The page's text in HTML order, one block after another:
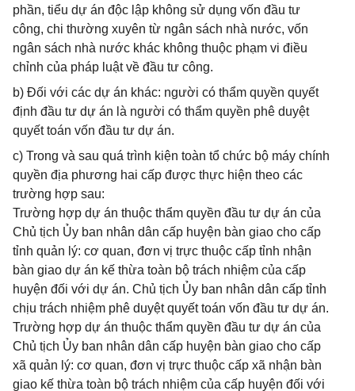
phần, tiểu dự án độc lập không sử dụng vốn đầu tư
công, chi thường xuyên từ ngân sách nhà nước, vốn
ngân sách nhà nước khác không thuộc phạm vi điều
chỉnh của pháp luật về đầu tư công.
b) Đối với các dự án khác: người có thẩm quyền quyết
định đầu tư dự án là người có thẩm quyền phê duyệt
quyết toán vốn đầu tư dự án.
c) Trong và sau quá trình kiện toàn tổ chức bộ máy chính
quyền địa phương hai cấp được thực hiện theo các
trường hợp sau:
Trường hợp dự án thuộc thẩm quyền đầu tư dự án của
Chủ tịch Ủy ban nhân dân cấp huyện bàn giao cho cấp
tỉnh quản lý: cơ quan, đơn vị trực thuộc cấp tỉnh nhận
bàn giao dự án kế thừa toàn bộ trách nhiệm của cấp
huyện đối với dự án. Chủ tịch Ủy ban nhân dân cấp tỉnh
chịu trách nhiệm phê duyệt quyết toán vốn đầu tư dự án.
Trường hợp dự án thuộc thẩm quyền đầu tư dự án của
Chủ tịch Ủy ban nhân dân cấp huyện bàn giao cho cấp
xã quản lý: cơ quan, đơn vị trực thuộc cấp xã nhận bàn
giao kế thừa toàn bộ trách nhiệm của cấp huyện đối với